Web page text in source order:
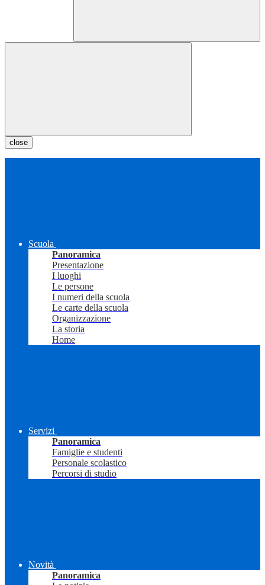
close
Scuola
Panoramica
Presentazione
I luoghi
Le persone
I numeri della scuola
Le carte della scuola
Organizzazione
La storia
Home
Servizi
Panoramica
Famiglie e studenti
Personale scolastico
Percorsi di studio
Novità
Panoramica